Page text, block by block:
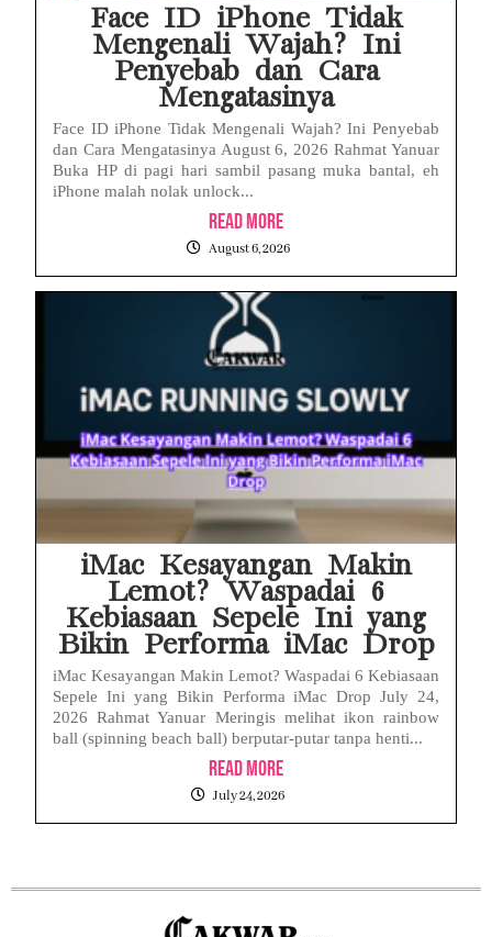
Face ID iPhone Tidak
Mengenali Wajah? Ini
Penyebab dan Cara
Mengatasinya
Face ID iPhone Tidak Mengenali Wajah? Ini Penyebab
dan Cara Mengatasinya August 6, 2026 Rahmat Yanuar
Buka HP di pagi hari sambil pasang muka bantal, eh
iPhone malah nolak unlock...
Read More
August 6, 2026
iMac Kesayangan Makin
Lemot? Waspadai 6
Kebiasaan Sepele Ini yang
Bikin Performa iMac Drop
iMac Kesayangan Makin Lemot? Waspadai 6 Kebiasaan
Sepele Ini yang Bikin Performa iMac Drop July 24,
2026 Rahmat Yanuar Meringis melihat ikon rainbow
ball (spinning beach ball) berputar-putar tanpa henti...
Read More
July 24, 2026